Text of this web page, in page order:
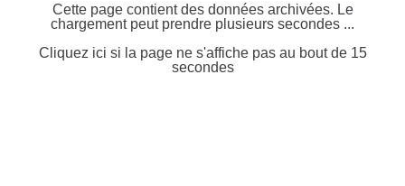
Cette page contient des données archivées. Le
chargement peut prendre plusieurs secondes ...
Cliquez ici si la page ne s'affiche pas au bout de 15
secondes